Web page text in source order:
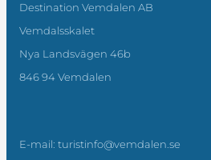
Destination Vemdalen AB
Vemdalsskalet
Nya Landsvägen 46b
846 94 Vemdalen
E-mail: turistinfo@vemdalen.se